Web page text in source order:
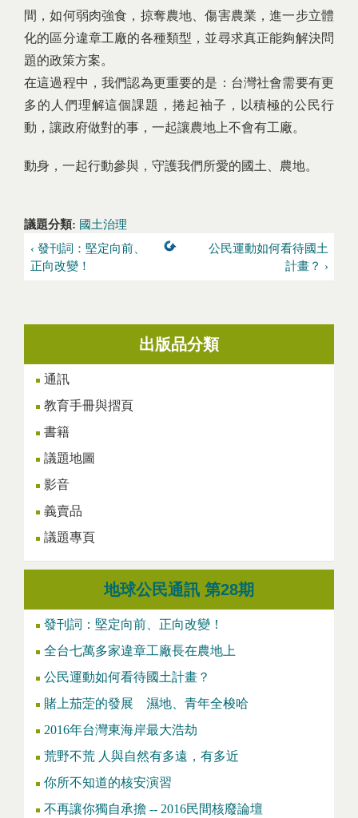
間，如何弱肉強食，掠奪農地、傷害農業，進一步立體
化的區分違章工廠的各種類型，並尋求真正能夠解決問
題的政策方案。
在這過程中，我們認為更重要的是：台灣社會需要有更
多的人們理解這個課題，捲起袖子，以積極的公民行
動，讓政府做對的事，一起讓農地上不會有工廠。
動身，一起行動參與，守護我們所愛的國土、農地。
議題分類: 國土治理
‹ 發刊詞：堅定向前、
正向改變！
公民運動如何看待國土
計畫？ ›
出版品分類
通訊
教育手冊與摺頁
書籍
議題地圖
影音
義賣品
議題專頁
地球公民通訊 第28期
發刊詞：堅定向前、正向改變！
全台七萬多家違章工廠長在農地上
公民運動如何看待國土計畫？
賭上茄萣的發展 濕地、青年全梭哈
2016年台灣東海岸最大浩劫
荒野不荒 人與自然有多遠，有多近
你所不知道的核安演習
不再讓你獨自承擔 -- 2016民間核廢論壇